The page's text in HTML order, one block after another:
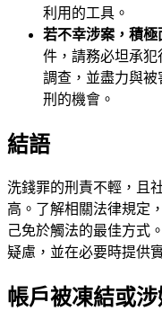
利用的工具。
若不幸涉案，積極
件，請務必坦承
調查，並盡力與
刑的機會。
結語
洗錢罪的刑責不輕，且
高。了解相關法律規定
己免於觸法的最佳方式
疑慮，並在必要時提供
帳戶被凍結或